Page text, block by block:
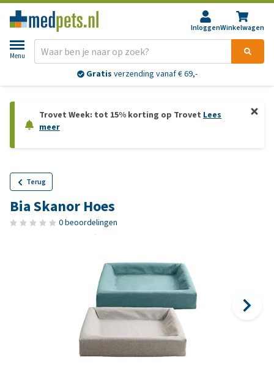
InloggenWinkelwagen
Menu
Gratis verzending vanaf € 69,-
Trovet Week: tot 15% korting op Trovet Lees
meer
Terug
Bia Skanor Hoes
0 beoordelingen